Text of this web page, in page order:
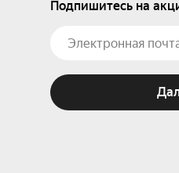
Подпишитесь на